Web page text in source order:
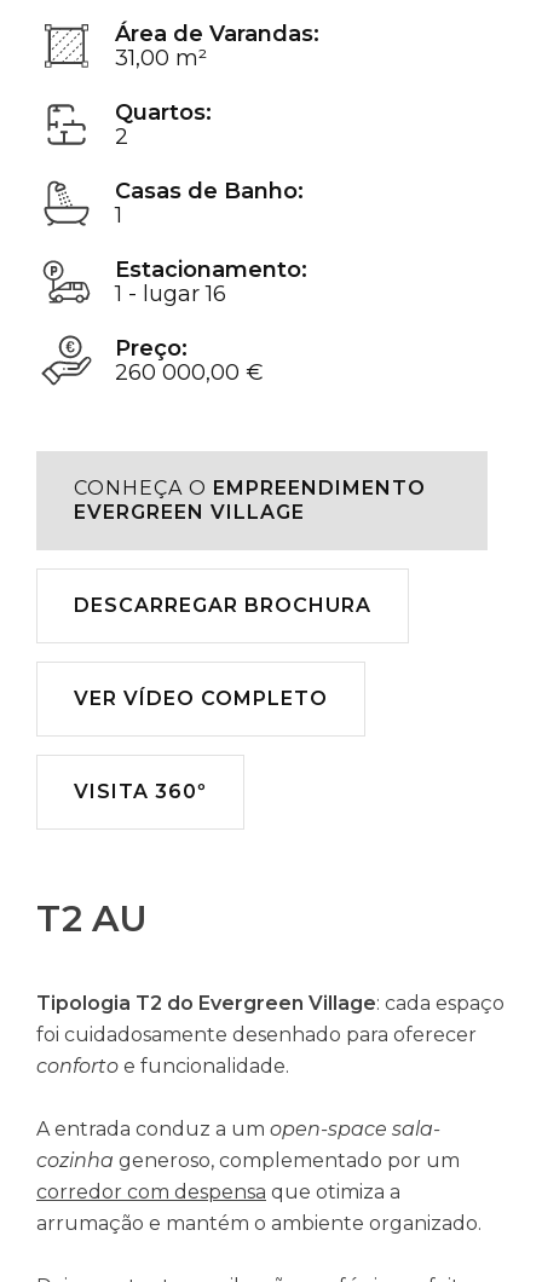
Área de Varandas:
31,00 m²
Quartos:
2
Casas de Banho:
1
Estacionamento:
1 - lugar 16
Preço:
260 000,00 €
CONHEÇA O EMPREENDIMENTO
EVERGREEN VILLAGE
DESCARREGAR BROCHURA
Descarregar
VER VÍDEO COMPLETO
Reproduzir
VISITA 360º
T2 AU
Tipologia T2 do Evergreen Village: cada espaço
foi cuidadosamente desenhado para oferecer
conforto e funcionalidade.
A entrada conduz a um open-space sala-
cozinha generoso, complementado por um
corredor com despensa que otimiza a
arrumação e mantém o ambiente organizado.